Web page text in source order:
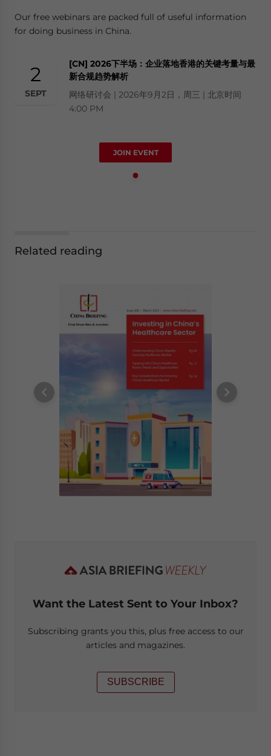
Our free webinars are packed full of useful information
for doing business in China.
2
SEPT
[CN] 2026下半场：企业落地香港的关键考量与最
新合规趋势解析
网络研讨会 | 2026年9月2日，周三 | 北京时间
4:00 PM
JOIN EVENT
Related reading
Want the Latest Sent to Your Inbox?
Subscribing grants you this, plus free access to our
articles and magazines.
SUBSCRIBE